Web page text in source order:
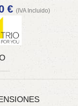
€ (IVA Incluido)